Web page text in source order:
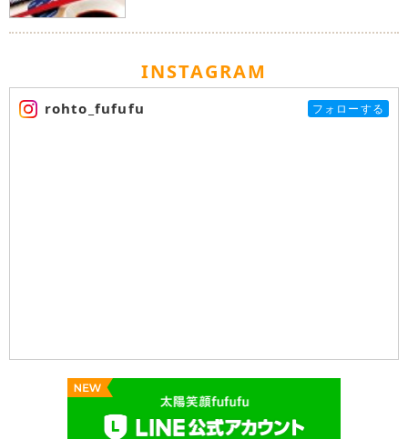
INSTAGRAM
rohto_fufufu フォローする